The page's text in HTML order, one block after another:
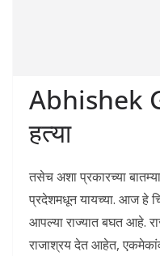
Abhishek
हत्या
तसेच अशा प्रकारच्या
प्रदेशमधून यायच्या. आज हे
आपल्या राज्यात बघत आहे.
राजाश्रय देत आहेत,